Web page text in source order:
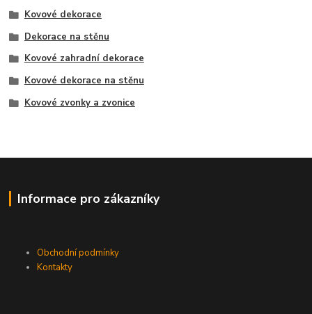
Kovové dekorace
Dekorace na stěnu
Kovové zahradní dekorace
Kovové dekorace na stěnu
Kovové zvonky a zvonice
Informace pro zákazníky
Obchodní podmínky
Kontakty